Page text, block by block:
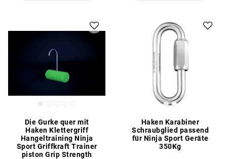
Die Gurke quer mit
Haken Klettergriff
Hangeltraining Ninja
Sport Griffkraft Trainer
piston Grip Strength
Haken Karabiner
Schraubglied passend
für Ninja Sport Geräte
350Kg